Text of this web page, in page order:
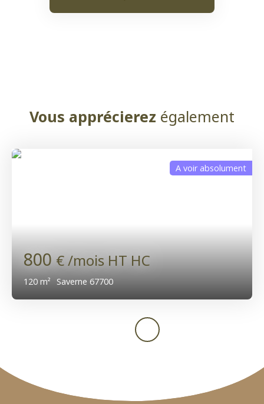
Vous apprécierez également
800€ /mois HT HC
120 m² Saverne 67700
A voir absolument